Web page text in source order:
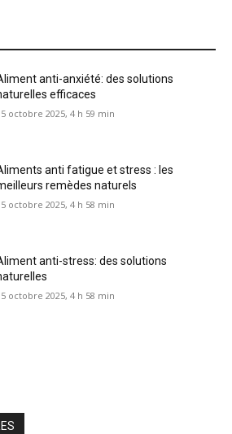
anti-anxiété: des solutions
efficaces
octobre 2025, 4 h 59 min
anti fatigue et stress : les
remèdes naturels
octobre 2025, 4 h 58 min
anti-stress: des solutions
octobre 2025, 4 h 58 min